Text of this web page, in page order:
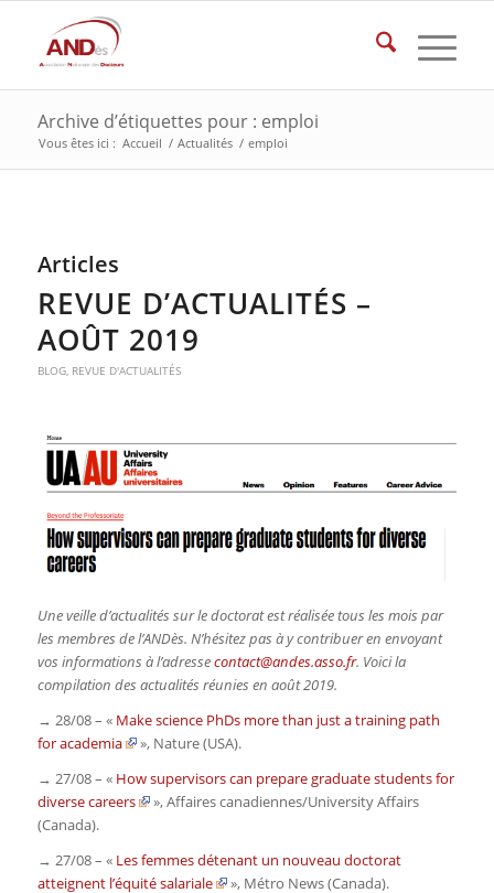
Archive d’étiquettes pour : emploi
Vous êtes ici : Accueil / Actualités / emploi
Articles
REVUE D’ACTUALITÉS –
AOÛT 2019
BLOG, REVUE D'ACTUALITÉS
Une veille d’actualités sur le doctorat est réalisée tous les mois par
les membres de l’ANDès. N’hésitez pas à y contribuer en envoyant
vos informations à l’adressecontact@andes.asso.fr. Voici la
compilation des actualités réunies en août 2019.
→ 28/08 – « Make science PhDs more than just a training path
for academia
», Nature (USA).
→ 27/08 – « How supervisors can prepare graduate students for
diverse careers
»,Affaires canadiennes/University Affairs
(Canada).
→ 27/08 – « Les femmes détenant un nouveau doctorat
atteignent l’équité salariale
», Métro News(Canada).